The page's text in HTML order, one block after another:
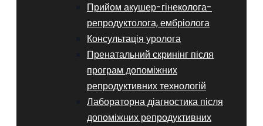
Прийом акушер-гінеколога-
репродуктолога, ембріолога
Консультація уролога
Пренатальний скринінг після
програм допоміжних
репродуктивних технологій
​​Лабораторна діагностика після
допоміжних репродуктивних